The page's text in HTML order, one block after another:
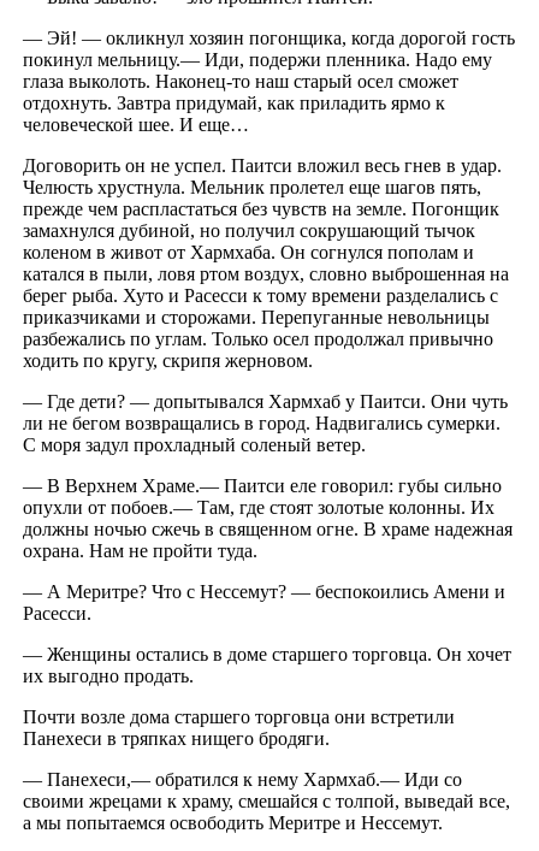
— Эй! — окликнул хозяин погонщика, когда дорогой гость
покинул мельницу.— Иди, подержи пленника. Надо ему
глаза выколоть. Наконец-то наш старый осел сможет
отдохнуть. Завтра придумай, как приладить ярмо к
человеческой шее. И еще…
Договорить он не успел. Паитси вложил весь гнев в удар.
Челюсть хрустнула. Мельник пролетел еще шагов пять,
прежде чем распластаться без чувств на земле. Погонщик
замахнулся дубиной, но получил сокрушающий тычок
коленом в живот от Хармхаба. Он согнулся пополам и
катался в пыли, ловя ртом воздух, словно выброшенная на
берег рыба. Хуто и Расесси к тому времени разделались с
приказчиками и сторожами. Перепуганные невольницы
разбежались по углам. Только осел продолжал привычно
ходить по кругу, скрипя жерновом.
— Где дети? — допытывался Хармхаб у Паитси. Они чуть
ли не бегом возвращались в город. Надвигались сумерки.
С моря задул прохладный соленый ветер.
— В Верхнем Храме.— Паитси еле говорил: губы сильно
опухли от побоев.— Там, где стоят золотые колонны. Их
должны ночью сжечь в священном огне. В храме надежная
охрана. Нам не пройти туда.
— А Меритре? Что с Нессемут? — беспокоились Амени и
Расесси.
— Женщины остались в доме старшего торговца. Он хочет
их выгодно продать.
Почти возле дома старшего торговца они встретили
Панехеси в тряпках нищего бродяги.
— Панехеси,— обратился к нему Хармхаб.— Иди со
своими жрецами к храму, смешайся с толпой, выведай все,
а мы попытаемся освободить Меритре и Нессемут.